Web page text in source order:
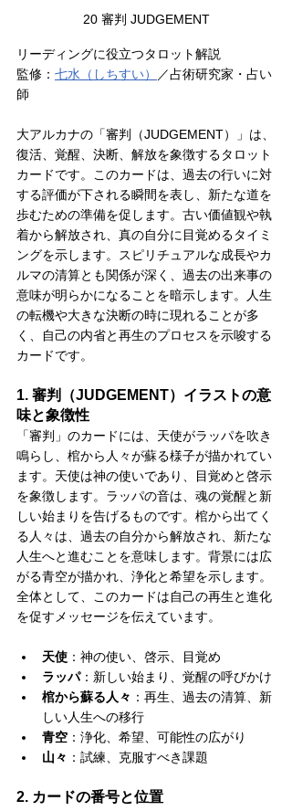
20 審判 JUDGEMENT
リーディングに役立つタロット解説
監修： 七水（しちすい）
／占術研究家・占い
師
大アルカナの「審判（JUDGEMENT）」は、
復活、覚醒、決断、解放を象徴するタロット
カードです。このカードは、過去の行いに対
する評価が下される瞬間を表し、新たな道を
歩むための準備を促します。古い価値観や執
着から解放され、真の自分に目覚めるタイミ
ングを示します。スピリチュアルな成長やカ
ルマの清算とも関係が深く、過去の出来事の
意味が明らかになることを暗示します。人生
の転機や大きな決断の時に現れることが多
く、自己の内省と再生のプロセスを示唆する
カードです。
1. 審判（JUDGEMENT）イラストの意
味と象徴性
「審判」のカードには、天使がラッパを吹き
鳴らし、棺から人々が蘇る様子が描かれてい
ます。天使は神の使いであり、目覚めと啓示
を象徴します。ラッパの音は、魂の覚醒と新
しい始まりを告げるものです。棺から出てく
る人々は、過去の自分から解放され、新たな
人生へと進むことを意味します。背景には広
がる青空が描かれ、浄化と希望を示します。
全体として、このカードは自己の再生と進化
を促すメッセージを伝えています。
天使 ：神の使い、啓示、目覚め
ラッパ：新しい始まり、覚醒の呼びかけ
棺から蘇る人々 ：再生、過去の清算、新
しい人生への移行
青空 ：浄化、希望、可能性の広がり
山々 ：試練、克服すべき課題
2. カードの番号と位置